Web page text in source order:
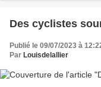
Des cyclistes
Publié le 09/07/2023 à
Par Louisdelallier